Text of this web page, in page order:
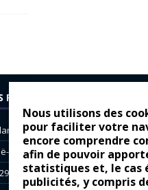
Nous utilisons des
pour faciliter votre
encore comprendre
afin de pouvoir
statistiques et, le cas
publicités, y compris
Dacia Sandero : pour les gens
C3 : la révolution a commencé
: L’irrésistible attraction de la